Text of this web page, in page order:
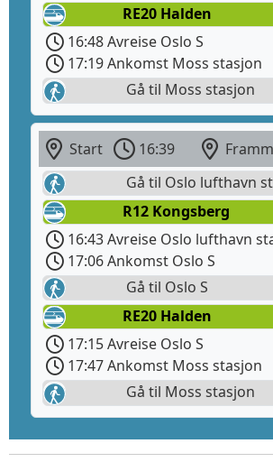
RE20 Halden
16:48 Avreise Oslo S
17:19 Ankomst Moss stasjon
Gå til Moss stasjon
Start 16:39
Gå til Oslo lufthavn
R12 Kongsberg
16:43 Avreise Oslo lufthavn
17:06 Ankomst Oslo S
Gå til Oslo S
RE20 Halden
17:15 Avreise Oslo S
17:47 Ankomst Moss stasjon
Gå til Moss stasjon